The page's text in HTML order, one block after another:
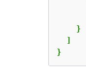
    }
  ]
}